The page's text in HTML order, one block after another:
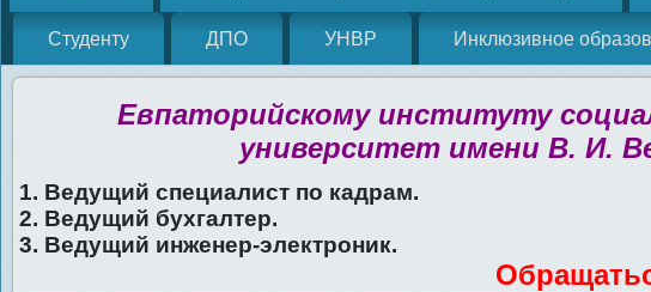
Студенту ДПО УНВР Инклюзивное
Евпаторийскому институту
университет имени В. И.
1. Ведущий специалист по кадрам.
2. Ведущий бухгалтер.
3. Ведущий инженер-электроник.